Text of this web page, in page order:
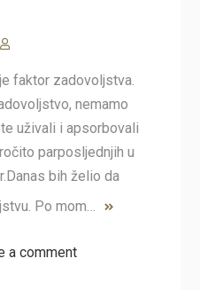
faktor zadovoljstva.
nemamo
uživali i apsorbovali
parposljednjih u
bih želio da
Po mom…
a comment